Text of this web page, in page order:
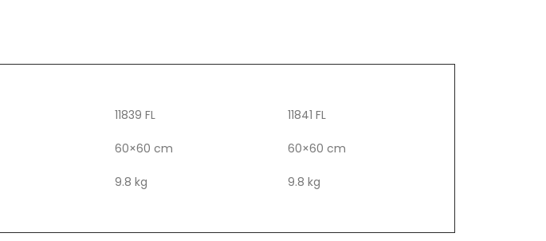
11839 FL 11841 FL
60×60 cm 60×60 cm
9.8 kg 9.8 kg